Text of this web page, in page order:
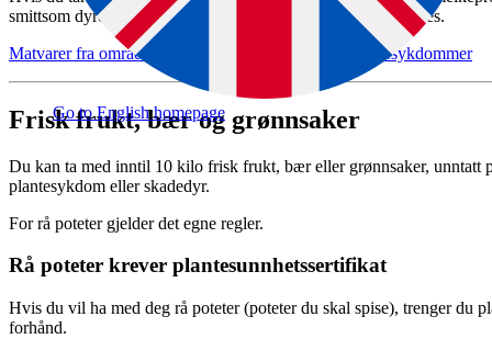
Go to English homepage
smittsom dyresykdom, må du dokumentere opprinnelsen deres.
Matvarer fra områder med utbrudd av smittsomme dyresykdommer
Frisk frukt, bær og grønnsaker
Du kan ta med inntil 10 kilo frisk frukt, bær eller grønnsaker, unntatt
plantesykdom eller skadedyr.
For rå poteter gjelder det egne regler.
Rå poteter krever plantesunnhetssertifikat
Hvis du vil ha med deg rå poteter (poteter du skal spise), trenger du
forhånd.